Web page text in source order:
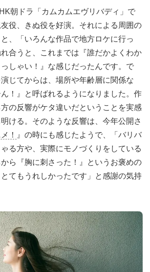
朝ドラ「カムカムエヴリバディ」で
役、きぬ役を好演。それによる周囲の
、「いろんな作品で地方ロケに行っ
合うと、これまでは『誰だかよくわか
しゃい！』な感じだったんです。で
じてからは、場所や年齢層に関係な
！』と呼ばれるようになりました。作
の反響がケタ違いだということを実感
ける。そのような反響は、今年公開さ
！
』の時にも感じたようで、「バリバ
る方や、実際にモノづくりをしている
ら『胸に刺さった！』というお褒めの
てもうれしかったです」と感謝の気持